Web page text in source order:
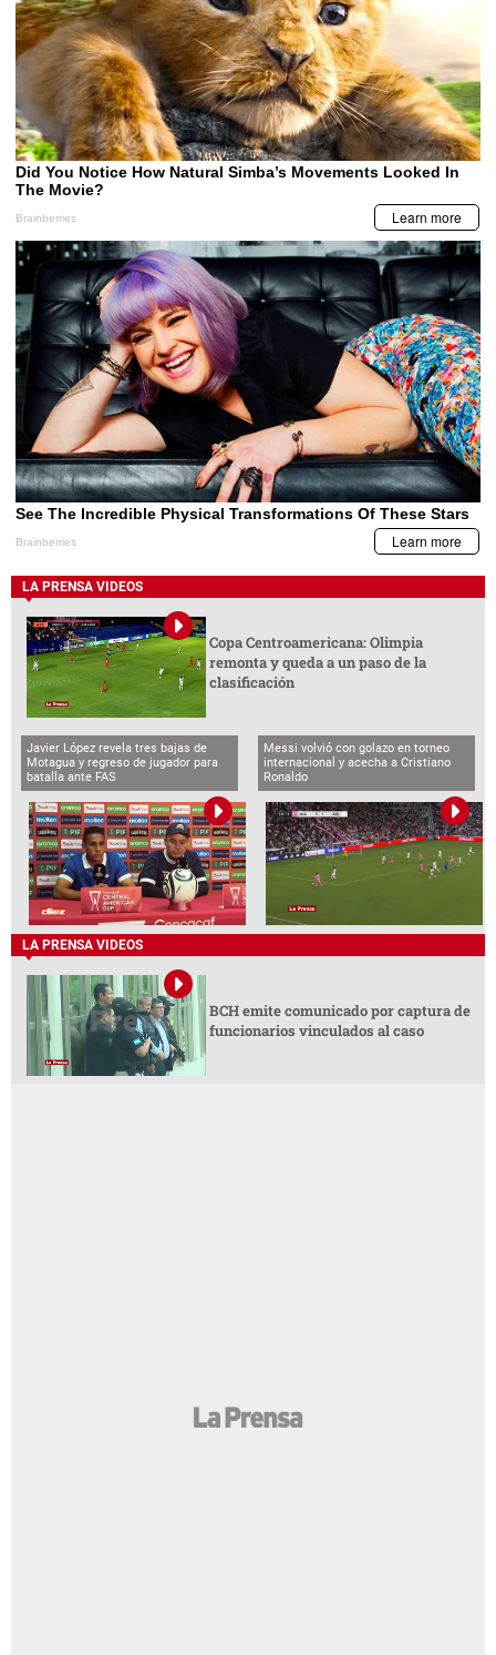
LA PRENSA VIDEOS
Copa Centroamericana: Olimpia
remonta y queda a un paso de la
clasificación
Javier López revela tres bajas de
Motagua y regreso de jugador para
batalla ante FAS
Messi volvió con golazo en torneo
internacional y acecha a Cristiano
Ronaldo
LA PRENSA VIDEOS
BCH emite comunicado por captura de
funcionarios vinculados al caso